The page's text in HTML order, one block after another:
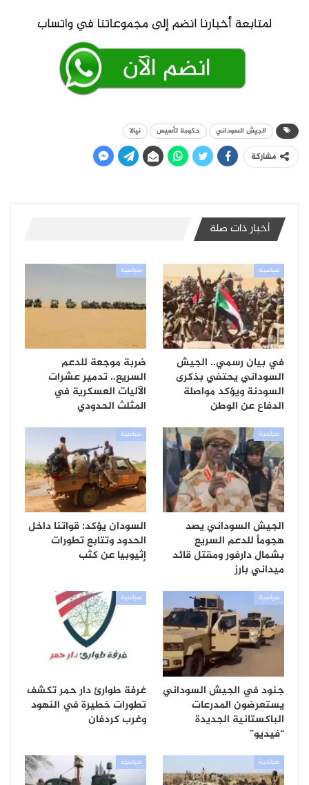
الجيش السوداني حكومة تأسيس نيالا
مشاركة
أخبار ذات صلة
سياسية
في بيان رسمي.. الجيش
السوداني يحتفي بذكرى
السودنة ويؤكد مواصلة
الدفاع عن الوطن
سياسية
ضربة موجعة للدعم
السريع.. تدمير عشرات
الآليات العسكرية في
المثلث الحدودي
سياسية
الجيش السوداني يصد
هجوماً للدعم السريع
بشمال دارفور ومقتل قائد
ميداني بارز
سياسية
السودان يؤكد: قواتنا داخل
الحدود وتتابع تطورات
إثيوبيا عن كثب
سياسية
جنود في الجيش السوداني
يستعرضون المدرعات
الباكستانية الجديدة
“فيديو”
سياسية
غرفة طوارئ دار حمر تكشف
تطورات خطيرة في النهود
وغرب كردفان
سياسية سياسية